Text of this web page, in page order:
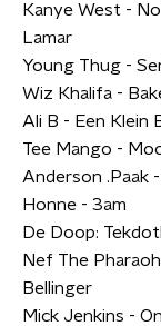
Kanye West -
Lamar
Young Thug -
Wiz Khalifa -
Ali B - Een Klein
Tee Mango -
Anderson .Paak
Honne - 3am
De Doop:
Nef The
Bellinger
Mick Jenkins -